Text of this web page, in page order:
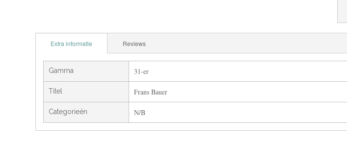
Extra informatie Reviews
Gamma 31-er
Titel Frans Bauer
Categorieën N/B